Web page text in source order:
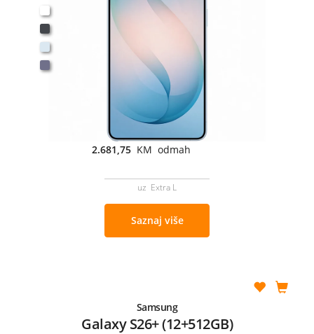
2.681,75 KM odmah
uz Extra L
Saznaj više
Samsung
Galaxy S26+ (12+512GB)